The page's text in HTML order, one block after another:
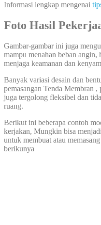
Informasi lengkap mengenai
Foto Hasil
Gambar-gambar ini juga
mampu menahan beban angin,
menjaga keamanan dan
Banyak variasi desain dan
pemasangan Tenda Membran
juga tergolong fleksibel dan
ruang.
Berikut ini beberapa contoh
kerjakan, Mungkin bisa
untuk membuat atau
berikunya